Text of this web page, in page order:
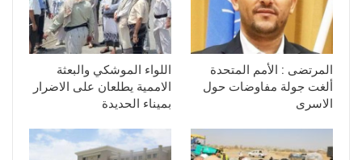
المرتضى : الأمم المتحدة
ألغت جولة مفاوضات حول
الاسرى
اللواء الموشكي والبعثة
الاممية يطلعان على الاضرار
بميناء الحديدة